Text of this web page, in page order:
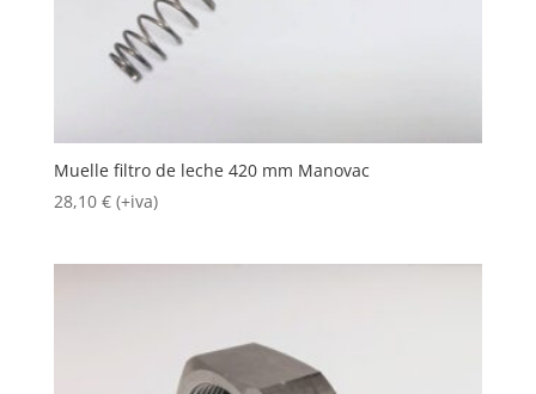
Muelle filtro de leche 420 mm Manovac
28,10 € (+iva)